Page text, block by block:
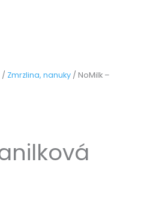
/ Zmrzlina, nanuky / NoMilk –